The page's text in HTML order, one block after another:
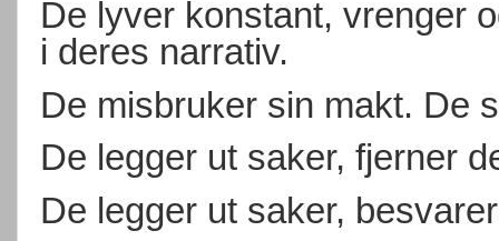
De lyver konstant, vrenger
i deres narrativ.
De misbruker sin makt. De
De legger ut saker, fjerner
De legger ut saker,